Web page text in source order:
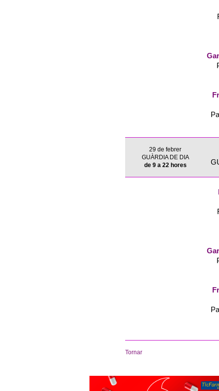
29 de febrer
GUÀRDIA DE DIA
de 9 a 22 hores
Tornar